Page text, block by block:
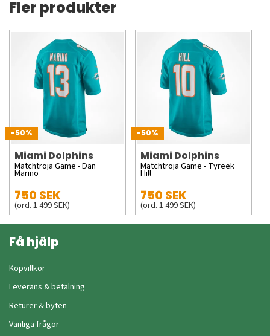
Fler produkter
-50%
Miami Dolphins
Matchtröja Game - Dan
Marino
750 SEK
(ord. 1 499 SEK)
-50%
Miami Dolphins
Matchtröja Game - Tyreek
Hill
750 SEK
(ord. 1 499 SEK)
Få hjälp
Köpvillkor
Leverans & betalning
Returer & byten
Vanliga frågor